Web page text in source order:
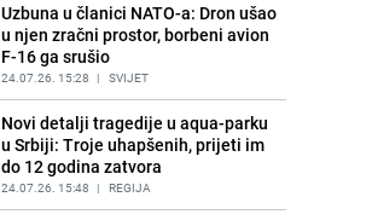
Tajna savršenog makedonskog
ajvara: Stari recept za kremast i
bogat okus
PRIJE 2 DANA | RECEPTI
Tuga potresla grad na Uni:
Preminula Lejla Muhić (39),
sugrađani u nevjerici
PRIJE 2 DANA | BOSNA I HERCEGOVINA
Uzbuna u članici NATO-a: Dron ušao
u njen zračni prostor, borbeni avion
F-16 ga srušio
24.07.26. 15:28 | SVIJET
Novi detalji tragedije u aqua-parku
u Srbiji: Troje uhapšenih, prijeti im
do 12 godina zatvora
24.07.26. 15:48 | REGIJA